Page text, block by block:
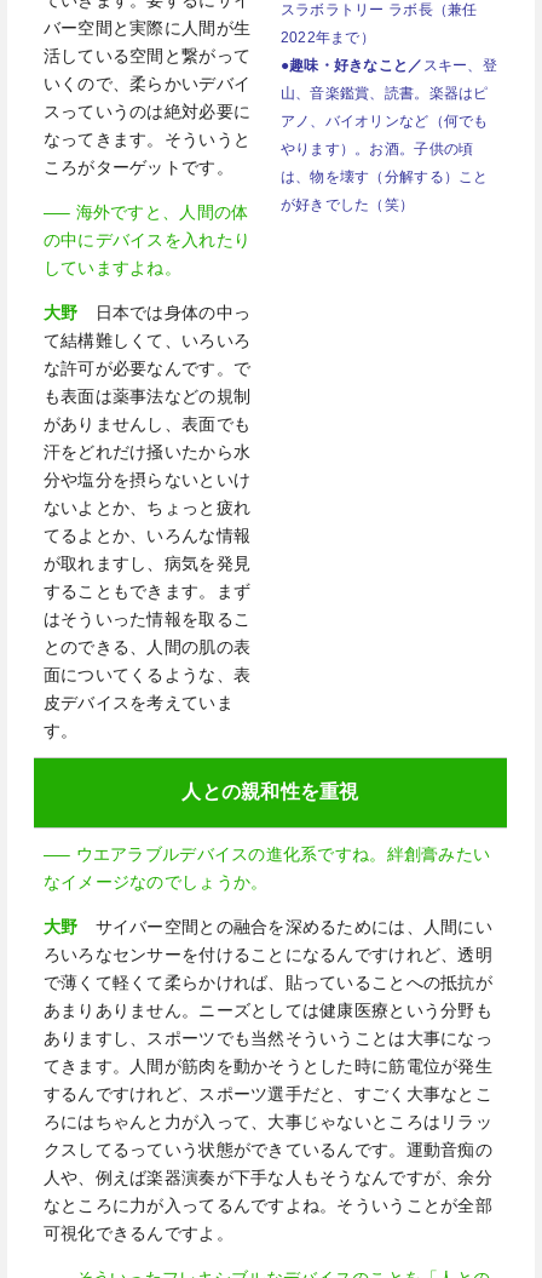
バー空間と実際に人間が生
活している空間と繋がって
いくので、柔らかいデバイ
スっていうのは絶対必要に
なってきます。そういうと
ころがターゲットです。
—– 海外ですと、人間の体
の中にデバイスを入れたり
していますよね。
大野
日本では身体の中っ
て結構難しくて、いろいろ
な許可が必要なんです。で
も表面は薬事法などの規制
がありませんし、表面でも
汗をどれだけ掻いたから水
分や塩分を摂らないといけ
ないよとか、ちょっと疲れ
てるよとか、いろんな情報
が取れますし、病気を発見
することもできます。まず
はそういった情報を取るこ
とのできる、人間の肌の表
面についてくるような、表
皮デバイスを考えていま
す。
スラボラトリー ラボ長（兼任
2022年まで）
●趣味・好きなこと／ スキー、登
山、音楽鑑賞、読書。楽器はピ
アノ、バイオリンなど（何でも
やります）。お酒。子供の頃
は、物を壊す（分解する）こと
が好きでした（笑）
人との親和性を重視
—– ウエアラブルデバイスの進化系ですね。絆創膏みたい
なイメージなのでしょうか。
大野 サイバー空間との融合を深めるためには、人間にい
ろいろなセンサーを付けることになるんですけれど、透明
で薄くて軽くて柔らかければ、貼っていることへの抵抗が
あまりありません。ニーズとしては健康医療という分野も
ありますし、スポーツでも当然そういうことは大事になっ
てきます。人間が筋肉を動かそうとした時に筋電位が発生
するんですけれど、スポーツ選手だと、すごく大事なとこ
ろにはちゃんと力が入って、大事じゃないところはリラッ
クスしてるっていう状態ができているんです。運動音痴の
人や、例えば楽器演奏が下手な人もそうなんですが、余分
なところに力が入ってるんですよね。そういうことが全部
可視化できるんですよ。